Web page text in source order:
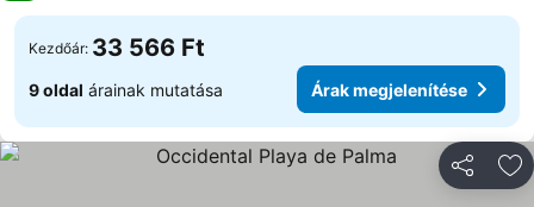
Kezdőár: 33 566 Ft
9 oldal árainak mutatása Árak megjelenítése